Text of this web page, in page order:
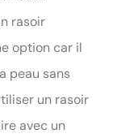
rasoir
option car il
peau sans
un rasoir
avec un